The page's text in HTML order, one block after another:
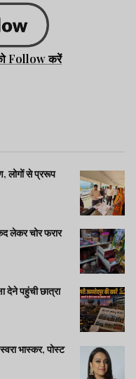
Follow करें
लोगों से प्ररूप
लेकर चोर फरार
पहुंची छात्रा
भास्कर, पोस्ट